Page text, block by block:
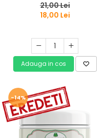
21,00 Lei
18,00 Lei
Adauga in cos
-14%